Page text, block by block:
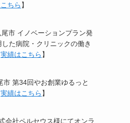
ちら 】
市 イノベーションプラン発
た病院・クリニックの働き
実績はこちら 】
市 第34回やお創業ゆるっと
実績はこちら 】
会社ペルセウス様にてオンラ